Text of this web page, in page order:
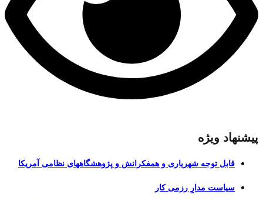
پیشنهاد ویژه
قابل توجه شهریاری و همفکرانش و پژوهشگاههای نظامی آمریکا
سیاست مدارِ رزمی کار